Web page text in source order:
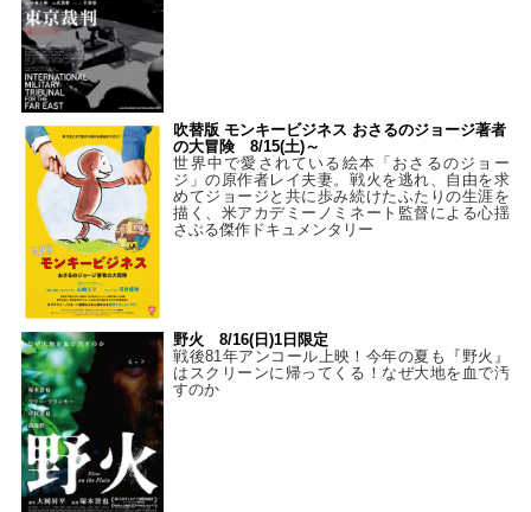
吹替版 モンキービジネス おさるのジョージ著者
の大冒険 8/15(土)～
世界中で愛されている絵本「おさるのジョー
ジ」の原作者レイ夫妻。戦火を逃れ、自由を求
めてジョージと共に歩み続けたふたりの生涯を
描く、米アカデミーノミネート監督による心揺
さぶる傑作ドキュメンタリー
野火 8/16(日)1日限定
戦後81年アンコール上映！今年の夏も『野火』
はスクリーンに帰ってくる！なぜ大地を血で汚
すのか